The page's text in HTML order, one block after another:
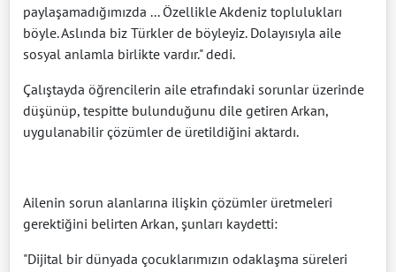
paylaşamadığımızda ... Özellikle Akdeniz toplulukları
böyle. Aslında biz Türkler de böyleyiz. Dolayısıyla aile
sosyal anlamla birlikte vardır." dedi.
Çalıştayda öğrencilerin aile etrafındaki sorunlar üzerinde
düşünüp, tespitte bulunduğunu dile getiren Arkan,
uygulanabilir çözümler de üretildiğini aktardı.
Ailenin sorun alanlarına ilişkin çözümler üretmeleri
gerektiğini belirten Arkan, şunları kaydetti:
"Dijital bir dünyada çocuklarımızın odaklaşma süreleri